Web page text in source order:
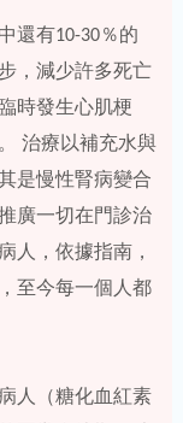
還有10-30％的
，減少許多死亡
時發生心肌梗
治療以補充水與
是慢性腎病變合
廣一切在門診治
人，依據指南，
至今每一個人都
人（糖化血紅素